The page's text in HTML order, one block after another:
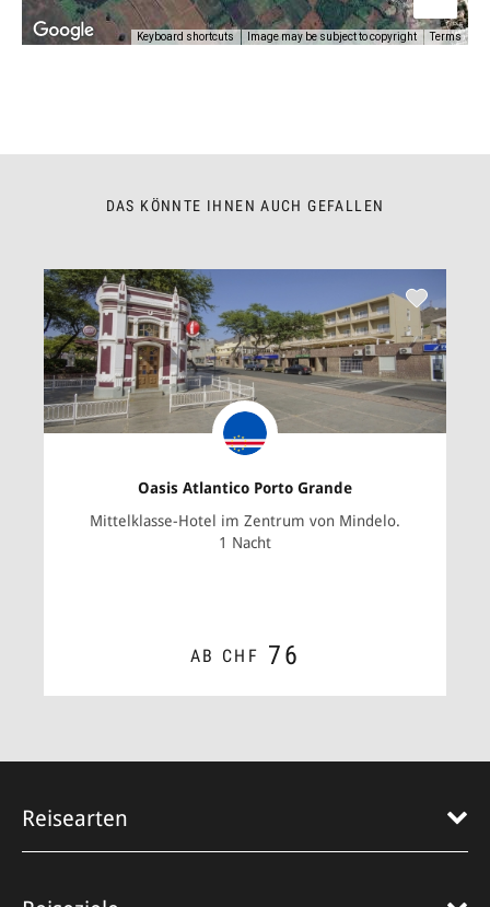
Keyboard shortcuts Image may be subject to copyright Terms
DAS KÖNNTE IHNEN AUCH GEFALLEN
Oasis Atlantico Porto Grande
Mittelklasse-Hotel im Zentrum von Mindelo.
1 Nacht
AB CHF 76
Reisearten